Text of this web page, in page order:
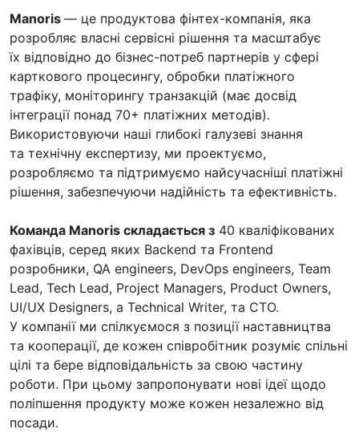
Manoris — це продуктова фінтех-компанія, яка
розробляє власні сервісні рішення та масштабує
їх відповідно до бізнес-потреб партнерів у сфері
карткового процесингу, обробки платіжного
трафіку, моніторингу транзакцій (має досвід
інтеграції понад 70+ платіжних методів).
Використовуючи наші глибокі галузеві знання
та технічну експертизу, ми проектуємо,
розробляємо та підтримуємо найсучасніші платіжні
рішення, забезпечуючи надійність та ефективність.
Команда Manoris складається з 40 кваліфікованих
фахівців, серед яких Backend та Frontend
розробники, QA engineers, DevOps engineers, Team
Lead, Tech Lead, Project Managers, Product Owners,
UI/UX Designers, a Technical Writer, та CTO.
У компанії ми спілкуємося з позиції наставництва
та кооперації, де кожен співробітник розуміє спільні
цілі та бере відповідальність за свою частину
роботи. При цьому запропонувати нові ідеї щодо
поліпшення продукту може кожен незалежно від
посади.